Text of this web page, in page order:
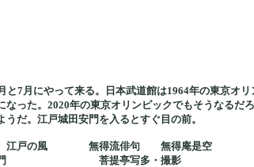
と7月にやって来る。日本武道館は1964年の東京オリ
なった。2020年の東京オリンピックでもそうなるだろ
うだ。江戸城田安門を入るとすぐ目の前。
江戸の風 無得流俳句 無得庵是空
田安門 菩提亭写多・撮影